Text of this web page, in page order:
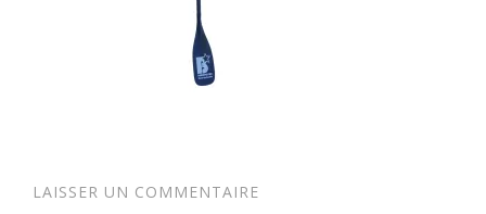
LAISSER UN COMMENTAIRE